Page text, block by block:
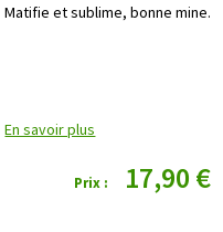
Matifie et sublime, bonne mine.
En savoir plus
Prix : 17,90 €